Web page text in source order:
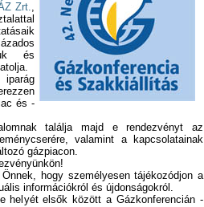
Zrt.,
és
és -
találja majd e rendezvényt az
valamint a kapcsolatainak
gázpiacon.
hogy személyesen tájékozódjon a
információkról és újdonságokról.
helyét elsők között a Gázkonferencián -